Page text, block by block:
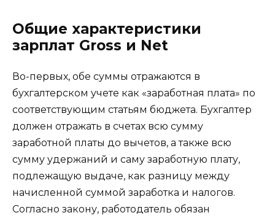
Общие характеристики
зарплат Gross и Net
Во-первых, обе суммы отражаются в
бухгалтерском учете как «заработная плата» по
соответствующим статьям бюджета. Бухгалтер
должен отражать в счетах всю сумму
заработной платы до вычетов, а также всю
сумму удержаний и саму заработную плату,
подлежащую выдаче, как разницу между
начисленной суммой заработка и налогов.
Согласно закону, работодатель обязан